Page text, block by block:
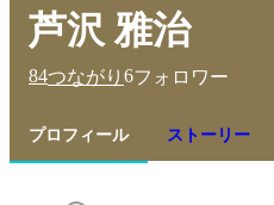
芦沢 雅治
84つながり 6フォロワー
プロフィール ストーリー